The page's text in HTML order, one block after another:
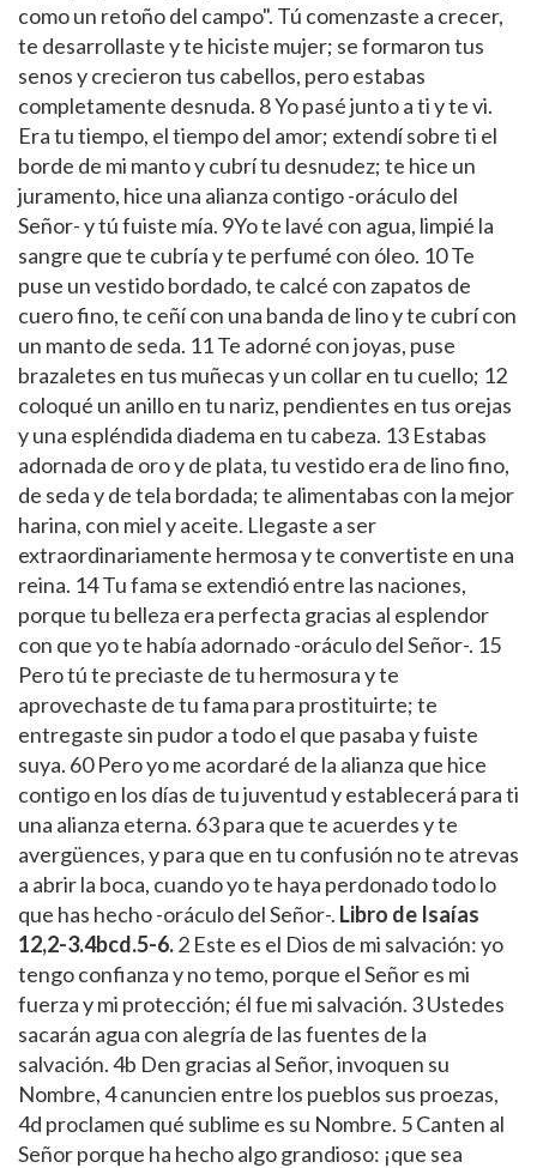
como un retoño del campo". Tú comenzaste a crecer,
te desarrollaste y te hiciste mujer; se formaron tus
senos y crecieron tus cabellos, pero estabas
completamente desnuda. 8 Yo pasé junto a ti y te vi.
Era tu tiempo, el tiempo del amor; extendí sobre ti el
borde de mi manto y cubrí tu desnudez; te hice un
juramento, hice una alianza contigo -oráculo del
Señor- y tú fuiste mía. 9Yo te lavé con agua, limpié la
sangre que te cubría y te perfumé con óleo. 10 Te
puse un vestido bordado, te calcé con zapatos de
cuero fino, te ceñí con una banda de lino y te cubrí con
un manto de seda. 11 Te adorné con joyas, puse
brazaletes en tus muñecas y un collar en tu cuello; 12
coloqué un anillo en tu nariz, pendientes en tus orejas
y una espléndida diadema en tu cabeza. 13 Estabas
adornada de oro y de plata, tu vestido era de lino fino,
de seda y de tela bordada; te alimentabas con la mejor
harina, con miel y aceite. Llegaste a ser
extraordinariamente hermosa y te convertiste en una
reina. 14 Tu fama se extendió entre las naciones,
porque tu belleza era perfecta gracias al esplendor
con que yo te había adornado -oráculo del Señor-. 15
Pero tú te preciaste de tu hermosura y te
aprovechaste de tu fama para prostituirte; te
entregaste sin pudor a todo el que pasaba y fuiste
suya. 60 Pero yo me acordaré de la alianza que hice
contigo en los días de tu juventud y establecerá para ti
una alianza eterna. 63 para que te acuerdes y te
avergüences, y para que en tu confusión no te atrevas
a abrir la boca, cuando yo te haya perdonado todo lo
que has hecho -oráculo del Señor-. Libro de Isaías
12,2-3.4bcd.5-6.2 Este es el Dios de mi salvación: yo
tengo confianza y no temo, porque el Señor es mi
fuerza y mi protección; él fue mi salvación. 3 Ustedes
sacarán agua con alegría de las fuentes de la
salvación. 4b Den gracias al Señor, invoquen su
Nombre, 4 canuncien entre los pueblos sus proezas,
4d proclamen qué sublime es su Nombre. 5 Canten al
Señor porque ha hecho algo grandioso: ¡que sea